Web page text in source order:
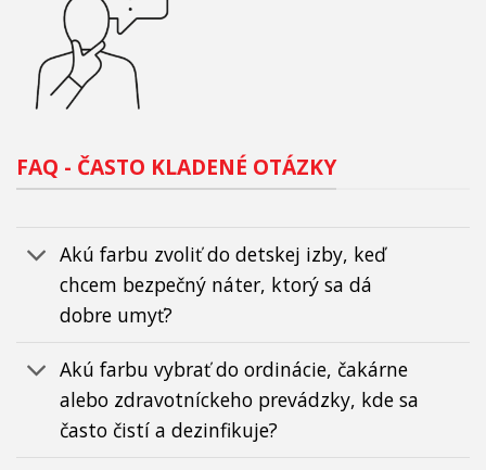
FAQ - ČASTO KLADENÉ OTÁZKY
Akú farbu zvoliť do detskej izby, keď
chcem bezpečný náter, ktorý sa dá
dobre umyť?
Akú farbu vybrať do ordinácie, čakárne
alebo zdravotníckeho prevádzky, kde sa
často čistí a dezinfikuje?